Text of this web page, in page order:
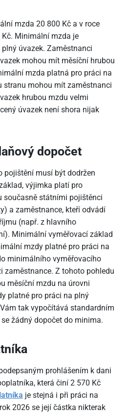
mzda 20 800 Kč a v roce
Kč. Minimální mzda je
úvazek. Zaměstnanci
mohou mít měsíční hrubou
mzda platná pro práci na
stranu mohou mít zaměstnanci
hrubou mzdu velmi
úvazek není shora nijak
dopočet
pojištění musí být dodržen
výjimka platí pro
současně státními pojištěnci
a zaměstnance, kteří odvádí
(např. z hlavního
Minimální vyměřovací základ
mzdy platné pro práci na
minimálního vyměřovacího
zaměstnance. Z tohoto pohledu
měsíční mzdu na úrovni
platné pro práci na plný
tak vypočítává standardním
žádný dopočet do minima.
prohlášením k dani
která činí 2 570 Kč
je stejná i při práci na
2026 se její částka nikterak